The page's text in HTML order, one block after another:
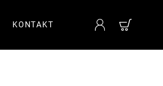
KONTAKT